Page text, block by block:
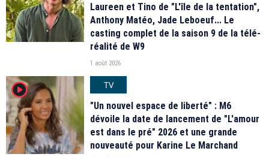
Laureen et Tino de "L'île de la tentation",
Anthony Matéo, Jade Leboeuf... Le
casting complet de la saison 9 de la télé-
réalité de W9
1 août 2026
player2
TV
"Un nouvel espace de liberté" : M6
dévoile la date de lancement de "L'amour
est dans le pré" 2026 et une grande
nouveauté pour Karine Le Marchand